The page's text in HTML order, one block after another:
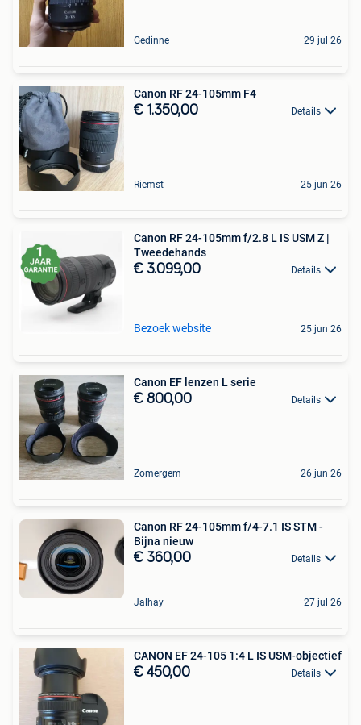
Gedinne 29 jul 26
Canon RF 24-105mm F4
€ 1.350,00 Details
Riemst 25 jun 26
Canon RF 24-105mm f/2.8 L IS USM Z |
Tweedehands
€ 3.099,00 Details
Bezoek website 25 jun 26
Canon EF lenzen L serie
€ 800,00 Details
Zomergem 26 jun 26
Canon RF 24-105mm f/4-7.1 IS STM -
Bijna nieuw
€ 360,00 Details
Jalhay 27 jul 26
CANON EF 24-105 1:4 L IS USM-objectief
€ 450,00 Details